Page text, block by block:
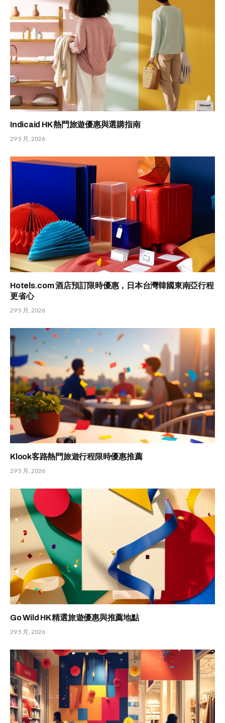
Indicaid HK 熱門旅遊優惠與選購指南
29 5 月, 2026
Hotels.com 酒店預訂限時優惠，日本台灣韓國東南亞行程
更省心
29 5 月, 2026
Klook客路熱門旅遊行程限時優惠推薦
29 5 月, 2026
Go Wild HK 精選旅遊優惠與推薦地點
29 5 月, 2026